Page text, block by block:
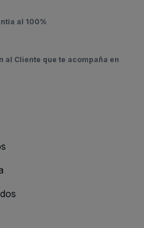
al 100%
al Cliente que te acompaña en